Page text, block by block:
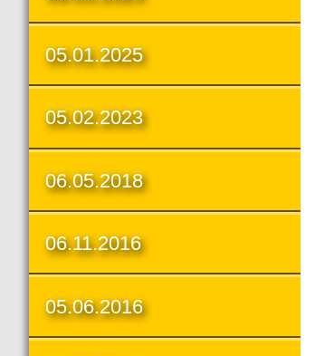
05.01.2025
05.02.2023
06.05.2018
06.11.2016
05.06.2016